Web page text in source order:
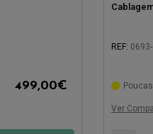
499,00€
REF:
Ver